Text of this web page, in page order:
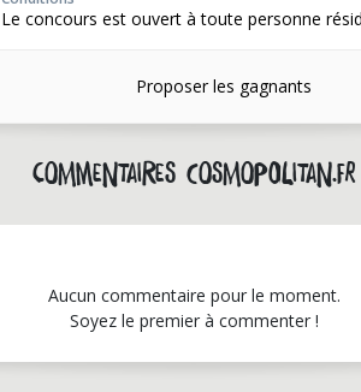
Le concours est ouvert à toute personne
Proposer les gagnants
Commentaires cosmopolitan.fr
Aucun commentaire pour le moment.
Soyez le premier à commenter !